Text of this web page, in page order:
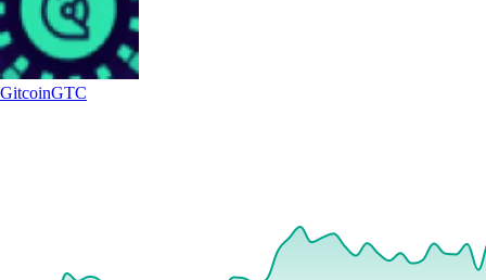
GitcoinGTC